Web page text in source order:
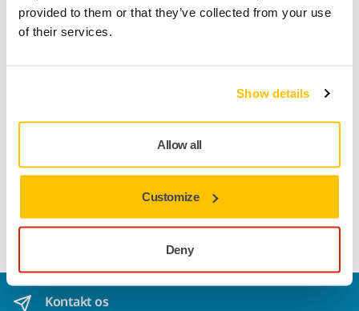
provided to them or that they’ve collected from your use
of their services.
Show details
Allow all
Customize
Deny
Downloads
TPU tryklaminering, 5000MM/3000MVP. Tapede sømme.
Kontakt os